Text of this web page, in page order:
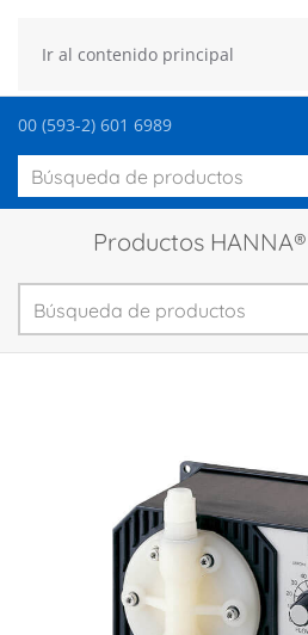
Ir al contenido principal
00 (593-2) 601 6989
Productos